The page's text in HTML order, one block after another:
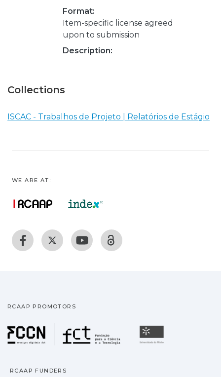
Format:
Item-specific license agreed
upon to submission
Description:
Collections
ISCAC - Trabalhos de Projeto | Relatórios de Estágio
WE ARE AT:
RCAAP PROMOTORS
Fundação para a
RCAAP FUNDERS